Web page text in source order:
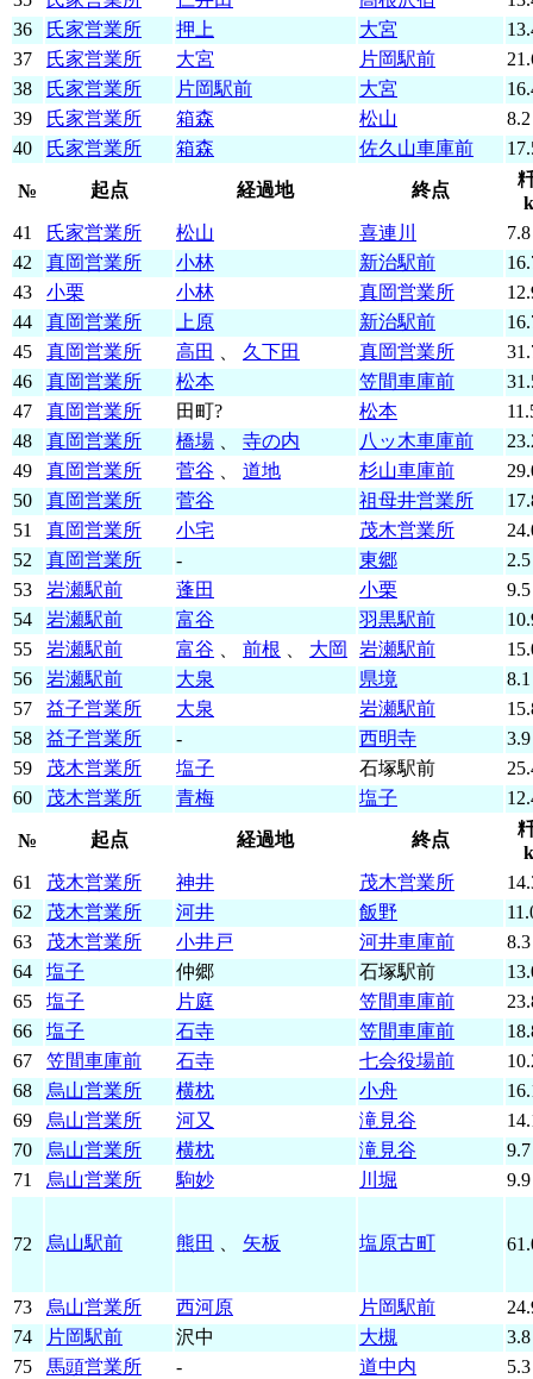
36
氏家営業所 押上 大宮
37
氏家営業所 大宮 片岡駅前
38
氏家営業所 片岡駅前 大宮
39
氏家営業所 箱森 松山
8.2
40
氏家営業所 箱森 佐久山車庫前
№ 起点 経過地 終点
41
氏家営業所 松山 喜連川
7.8
42
真岡営業所 小林 新治駅前
43
小栗 小林 真岡営業所
44
真岡営業所 上原 新治駅前
45
真岡営業所 高田 久下田 真岡営業所
46
真岡営業所 松本 笠間車庫前
47
真岡営業所 田町? 松本
48
真岡営業所 橋場 寺の内 八ッ木車庫前
49
真岡営業所 菅谷 道地 杉山車庫前
50
真岡営業所 菅谷 祖母井営業所
51
真岡営業所 小宅 茂木営業所
52
真岡営業所 - 東郷
2.5
53
岩瀬駅前 蓬田 小栗
9.5
54
岩瀬駅前 富谷 羽黒駅前
55
岩瀬駅前 富谷 前根 大岡 岩瀬駅前
56
岩瀬駅前 大泉 県境
8.1
57
益子営業所 大泉 岩瀬駅前
58
益子営業所 - 西明寺
3.9
59
茂木営業所 塩子 石塚駅前
60
茂木営業所 青梅 塩子
№ 起点 経過地 終点
61
茂木営業所 神井 茂木営業所
62
茂木営業所 河井 飯野
63
茂木営業所 小井戸 河井車庫前
8.3
64
塩子 仲郷 石塚駅前
65
塩子 片庭 笠間車庫前
66
塩子 石寺 笠間車庫前
67
笠間車庫前 石寺 七会役場前
68
烏山営業所 横枕 小舟
69
烏山営業所 河又 滝見谷
70
烏山営業所 横枕 滝見谷
9.7
71
烏山営業所 駒妙 川堀 9.9
72 烏山駅前 熊田 矢板 塩原古町
73 烏山営業所 西河原 片岡駅前
74
片岡駅前 沢中 大槻
3.8
75
馬頭営業所 - 道中内
5.3